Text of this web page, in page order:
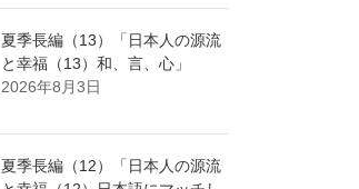
夏季長編（13）「日本人の源流
と幸福（13）和、言、心」
2026年8月3日
夏季長編（12）「日本人の源流